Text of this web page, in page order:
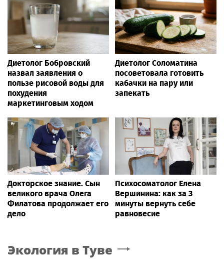
Диетолог Бобровский
назвал заявления о
пользе рисовой воды для
похудения
маркетинговым ходом
Диетолог Соломатина
посоветовала готовить
кабачки на пару или
запекать
Докторское знание. Сын
великого врача Олега
Филатова продолжает его
дело
Психосоматолог Елена
Вершинина: как за 3
минуты вернуть себе
равновесие
Экология в Туве